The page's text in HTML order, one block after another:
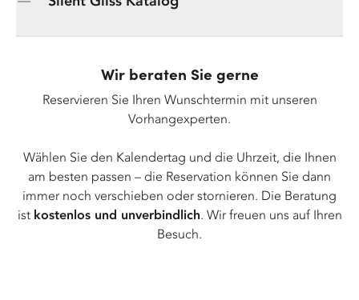
Wir beraten Sie gerne
Reservieren Sie Ihren Wunschtermin mit unseren
Vorhangexperten.
Wählen Sie den Kalendertag und die Uhrzeit, die Ihnen
am besten passen – die Reservation können Sie dann
immer noch verschieben oder stornieren. Die Beratung
ist kostenlos und unverbindlich. Wir freuen uns auf Ihren
Besuch.